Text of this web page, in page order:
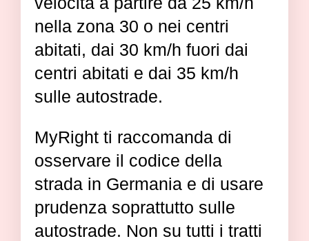
nella zona 30 o nei centri
abitati, dai 30 km/h fuori dai
centri abitati e dai 35 km/h
sulle autostrade.
MyRight ti raccomanda di
osservare il codice della
strada in Germania e di usare
prudenza soprattutto sulle
autostrade. Non su tutti i tratti